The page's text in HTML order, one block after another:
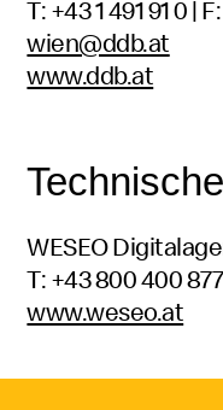
T: +43 1 491 91 0 |
wien@ddb.at
www.ddb.at
WESEO
T: +43 800 400
www.weseo.at